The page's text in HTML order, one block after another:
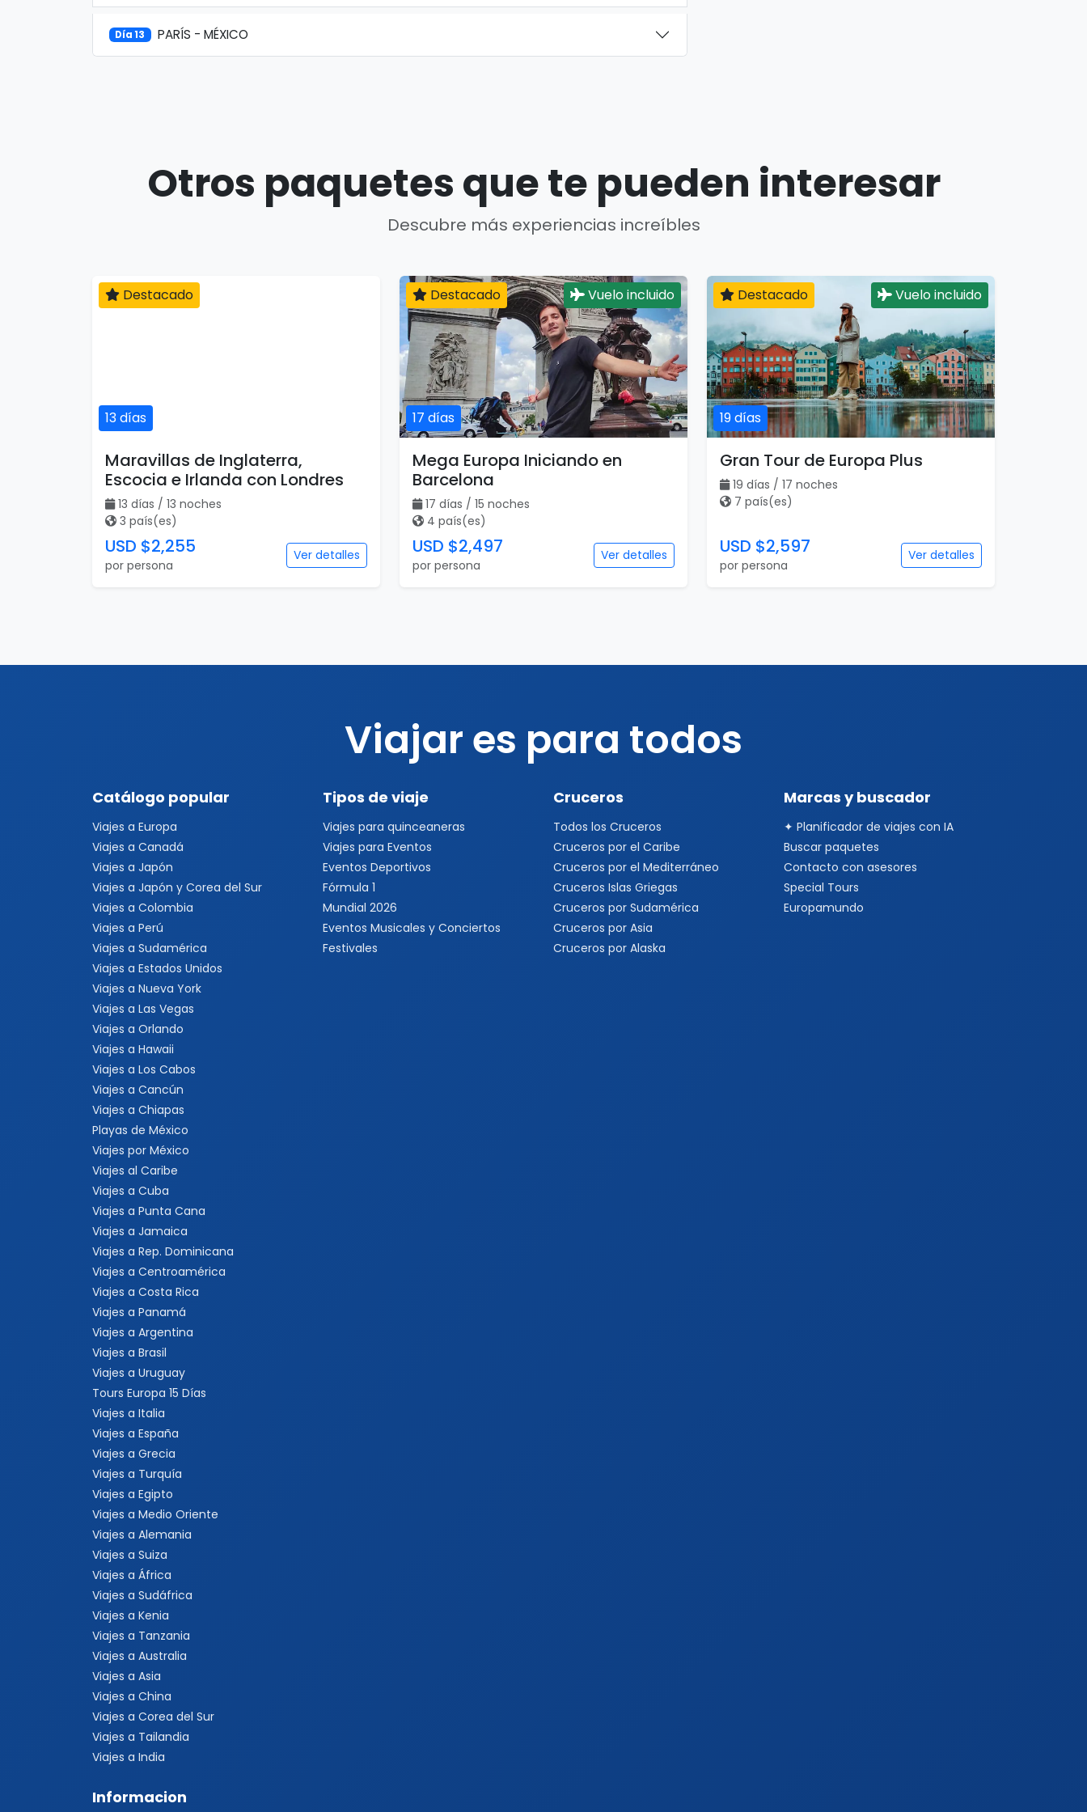
Día 13 PARÍS - MÉXICO
Otros paquetes que te pueden interesar
Descubre más experiencias increíbles
13 días
Destacado
Maravillas de Inglaterra,
Escocia e Irlanda con Londres
13 días / 13 noches
3 país(es)
USD $2,255
por persona
Ver detalles
17 días
Destacado Vuelo incluido
Mega Europa Iniciando en
Barcelona
17 días / 15 noches
4 país(es)
USD $2,497
por persona
Ver detalles
19 días
Destacado Vuelo incluido
Gran Tour de Europa Plus
19 días / 17 noches
7 país(es)
USD $2,597
por persona
Ver detalles
Viajar es para todos
Catálogo popular
Viajes a Europa
Viajes a Canadá
Viajes a Japón
Viajes a Japón y Corea del Sur
Viajes a Colombia
Viajes a Perú
Viajes a Sudamérica
Viajes a Estados Unidos
Viajes a Nueva York
Viajes a Las Vegas
Viajes a Orlando
Viajes a Hawaii
Viajes a Los Cabos
Viajes a Cancún
Viajes a Chiapas
Playas de México
Viajes por México
Viajes al Caribe
Viajes a Cuba
Viajes a Punta Cana
Viajes a Jamaica
Viajes a Rep. Dominicana
Viajes a Centroamérica
Viajes a Costa Rica
Viajes a Panamá
Viajes a Argentina
Viajes a Brasil
Viajes a Uruguay
Tours Europa 15 Días
Viajes a Italia
Viajes a España
Viajes a Grecia
Viajes a Turquía
Viajes a Egipto
Viajes a Medio Oriente
Viajes a Alemania
Viajes a Suiza
Viajes a África
Viajes a Sudáfrica
Viajes a Kenia
Viajes a Tanzania
Viajes a Australia
Viajes a Asia
Viajes a China
Viajes a Corea del Sur
Viajes a Tailandia
Viajes a India
Tipos de viaje
Viajes para quinceaneras
Viajes para Eventos
Eventos Deportivos
Fórmula 1
Mundial 2026
Eventos Musicales y Conciertos
Festivales
Cruceros
Todos los Cruceros
Cruceros por el Caribe
Cruceros por el Mediterráneo
Cruceros Islas Griegas
Cruceros por Sudamérica
Cruceros por Asia
Cruceros por Alaska
Marcas y buscador
✦ Planificador de viajes con IA
Buscar paquetes
Contacto con asesores
Special Tours
Europamundo
Informacion